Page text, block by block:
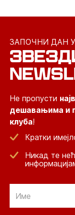
ЗАПОЧНИ ДАН
Не пропусти
дешавањима и
клуба!
Кратки
Никад те